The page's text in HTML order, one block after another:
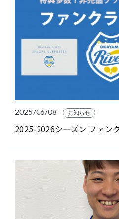
2025/06/08 お知らせ
2025-2026シーズン ファン